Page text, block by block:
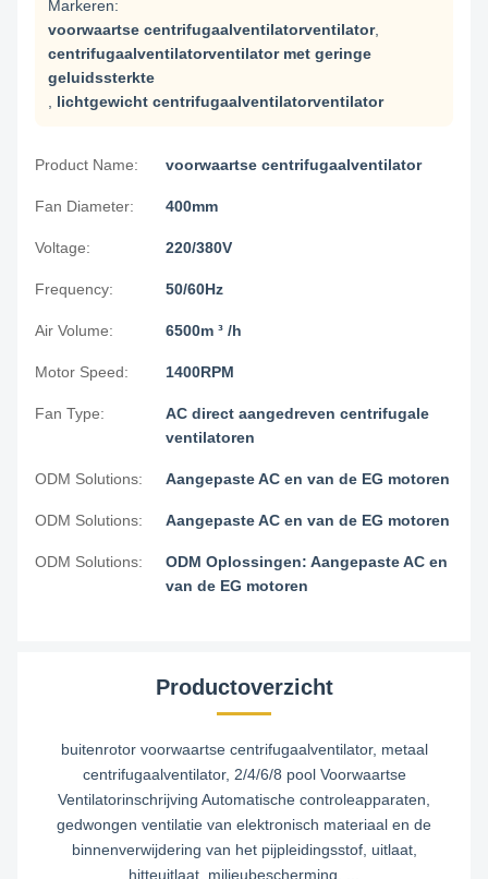
Markeren:
voorwaartse centrifugaalventilatorventilator,
centrifugaalventilatorventilator met geringe
geluidssterkte
lichtgewicht centrifugaalventilatorventilator
Product Name: voorwaartse centrifugaalventilator
Fan Diameter: 400mm
Voltage: 220/380V
Frequency: 50/60Hz
Air Volume: 6500m ³ /h
Motor Speed: 1400RPM
Fan Type:
AC direct aangedreven centrifugale
ventilatoren
ODM Solutions: Aangepaste AC en van de EG motoren
ODM Solutions: Aangepaste AC en van de EG motoren
ODM Solutions:
ODM Oplossingen: Aangepaste AC en
van de EG motoren
Productoverzicht
buitenrotor voorwaartse centrifugaalventilator, metaal
centrifugaalventilator, 2/4/6/8 pool Voorwaartse
Ventilatorinschrijving Automatische controleapparaten,
gedwongen ventilatie van elektronisch materiaal en de
binnenverwijdering van het pijpleidingsstof, uitlaat,
hitteuitlaat, milieubescherming, ...